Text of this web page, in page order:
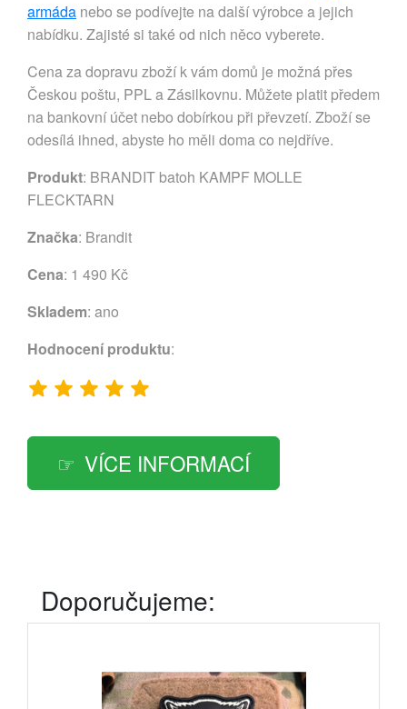
armáda nebo se podívejte na další výrobce a jejich
nabídku. Zajisté si také od nich něco vyberete.
Cena za dopravu zboží k vám domů je možná přes
Českou poštu, PPL a Zásilkovnu. Můžete platit předem
na bankovní účet nebo dobírkou při převzetí. Zboží se
odesílá ihned, abyste ho měli doma co nejdříve.
Produkt: BRANDIT batoh KAMPF MOLLE
FLECKTARN
Značka: Brandit
Cena: 1 490 Kč
Skladem: ano
Hodnocení produktu:
VÍCE INFORMACÍ
Doporučujeme: